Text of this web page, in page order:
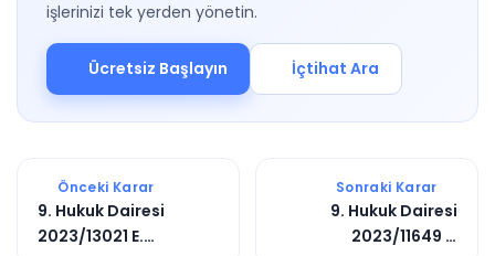
işlerinizi tek yerden yönetin.
Ücretsiz Başlayın İçtihat Ara
Önceki Karar
9. Hukuk Dairesi
2023/13021 E.
Sonraki Karar
9. Hukuk Dairesi
2023/11649 E.